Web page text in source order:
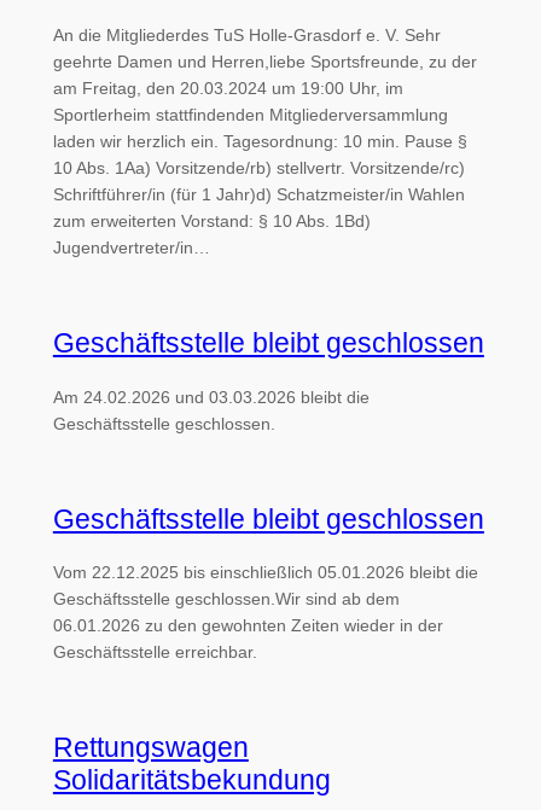
An die Mitgliederdes TuS Holle-Grasdorf e. V. Sehr
geehrte Damen und Herren,liebe Sportsfreunde, zu der
am Freitag, den 20.03.2024 um 19:00 Uhr, im
Sportlerheim stattfindenden Mitgliederversammlung
laden wir herzlich ein. Tagesordnung: 10 min. Pause §
10 Abs. 1Aa) Vorsitzende/rb) stellvertr. Vorsitzende/rc)
Schriftführer/in (für 1 Jahr)d) Schatzmeister/in Wahlen
zum erweiterten Vorstand: § 10 Abs. 1Bd)
Jugendvertreter/in…
Geschäftsstelle bleibt geschlossen
Am 24.02.2026 und 03.03.2026 bleibt die
Geschäftsstelle geschlossen.
Geschäftsstelle bleibt geschlossen
Vom 22.12.2025 bis einschließlich 05.01.2026 bleibt die
Geschäftsstelle geschlossen.Wir sind ab dem
06.01.2026 zu den gewohnten Zeiten wieder in der
Geschäftsstelle erreichbar.
Rettungswagen
Solidaritätsbekundung